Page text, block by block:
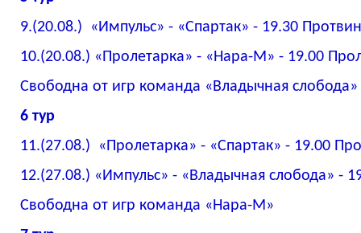
9.(20.08.) «Импульс» - «Спартак» - 19.30
10.(20.08.) «Пролетарка» - «Нара-М» - 19.00
Свободна от игр команда «Владычная слобода»
6 тур
11.(27.08.) «Пролетарка» - «Спартак» - 19.00
12.(27.08.) «Импульс» - «Владычная слобода» -
Свободна от игр команда «Нара-М»